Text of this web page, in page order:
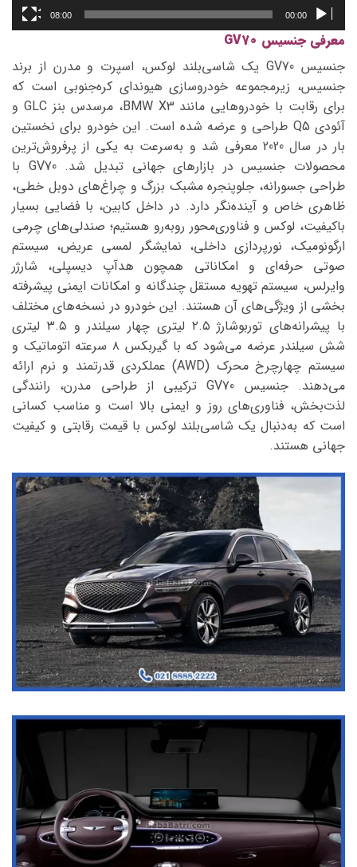
00:00
08:00
معرفی جنسیس GV70
جنسیس GV70 یک شاسی‌بلند لوکس، اسپرت و مدرن از برند
جنسیس، زیرمجموعه خودروسازی هیوندای کره‌جنوبی است که
برای رقابت با خودروهایی مانند BMW X3، مرسدس بنز GLC و
آئودی Q5 طراحی و عرضه شده است. این خودرو برای نخستین
بار در سال 2020 معرفی شد و به‌سرعت به یکی از پرفروش‌ترین
محصولات جنسیس در بازارهای جهانی تبدیل شد. GV70 با
طراحی جسورانه، جلوپنجره مشبک بزرگ و چراغ‌های دوبل خطی،
ظاهری خاص و آینده‌نگر دارد. در داخل کابین، با فضایی بسیار
باکیفیت، لوکس و فناوری‌محور روبه‌رو هستیم؛ صندلی‌های چرمی
ارگونومیک، نورپردازی داخلی، نمایشگر لمسی عریض، سیستم
صوتی حرفه‌ای و امکاناتی همچون هدآپ دیسپلی، شارژر
وایرلس، سیستم تهویه مستقل چندگانه و امکانات ایمنی پیشرفته
بخشی از ویژگی‌های آن هستند. این خودرو در نسخه‌های مختلف
با پیشرانه‌های توربوشارژ ۲.۵ لیتری چهار سیلندر و ۳.۵ لیتری
شش سیلندر عرضه می‌شود که با گیربکس ۸ سرعته اتوماتیک و
سیستم چهارچرخ محرک (AWD) عملکردی قدرتمند و نرم ارائه
می‌دهند. جنسیس GV70 ترکیبی از طراحی مدرن، رانندگی
لذت‌بخش، فناوری‌های روز و ایمنی بالا است و مناسب کسانی
است که به‌دنبال یک شاسی‌بلند لوکس با قیمت رقابتی و کیفیت
جهانی هستند.